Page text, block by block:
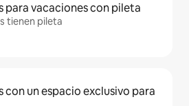
para vacaciones con pileta
tienen pileta
un espacio exclusivo para